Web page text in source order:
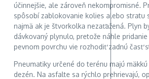
účinnejšie, ale zároveň nekompromisné.
spôsobí zablokovanie kolies alebo stratu
najmä ak je štvorkolka nezaťažená. Plyn
dávkovaný plynulo, pretože náhle
pevnom povrchu vie rozhodiť zadnú časť
Pneumatiky určené do terénu majú
dezén. Na asfalte sa rýchlo prehrievajú,